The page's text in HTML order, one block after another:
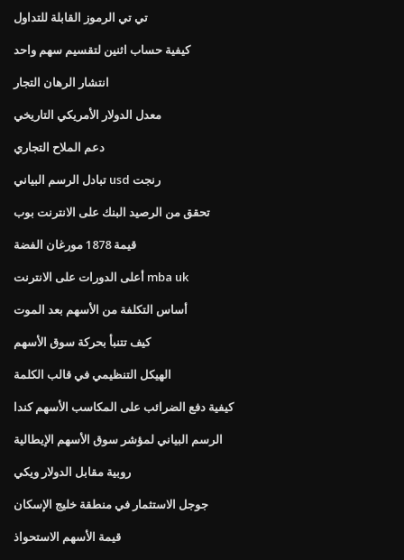
تي تي الرموز القابلة للتداول
كيفية حساب اثنين لتقسيم سهم واحد
انتشار الرهان التجار
معدل الدولار الأمريكي التاريخي
دعم الملاح التجاري
تبادل الرسم البياني usd رنجت
تحقق من الرصيد البنك على الانترنت بوب
قيمة 1878 مورغان الفضة
أعلى الدورات على الانترنت mba uk
أساس التكلفة من الأسهم بعد الموت
كيف تتنبأ بحركة سوق الأسهم
الهيكل التنظيمي في قالب الكلمة
كيفية دفع الضرائب على المكاسب الأسهم كندا
الرسم البياني لمؤشر سوق الأسهم الإيطالية
روبية مقابل الدولار ويكي
جوجل الاستثمار في منطقة خليج الإسكان
قيمة الأسهم الاستحواذ